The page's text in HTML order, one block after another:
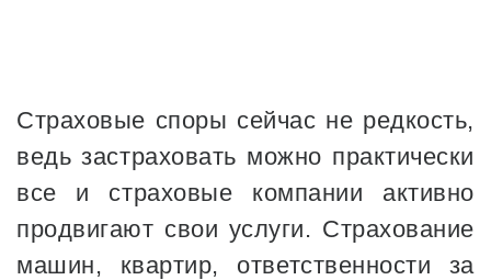
Страховые споры сейчас не редкость,
ведь застраховать можно практически
все и страховые компании активно
продвигают свои услуги. Страхование
машин, квартир, ответственности за